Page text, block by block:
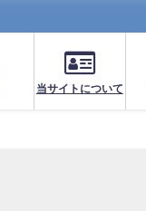
当サイトについて